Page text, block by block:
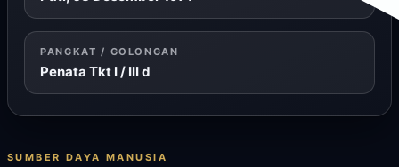
PANGKAT / GOLONGAN
Penata Tkt I / III d
SUMBER DAYA MANUSIA